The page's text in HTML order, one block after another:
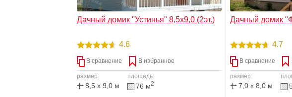
Дачный домик "Устинья" 8,5х9,0 (2эт.)
4.6
В сравнение В избранное
размер:
8,5 x 9,0 м
площадь:
76 м2
Дачный домик
4.7
В сравнение
размер:
7,0 x 8,0 м